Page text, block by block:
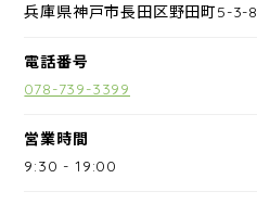
兵庫県神戸市長田区野田町5-3-8
電話番号
078-739-3399
営業時間
9:30 -19:00